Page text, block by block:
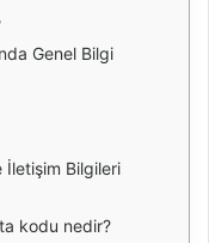
Genel Bilgi
İletişim Bilgileri
kodu nedir?